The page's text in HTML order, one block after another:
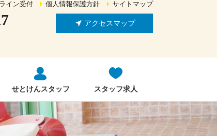
イン受付 個人情報保護方針 サイトマップ
アクセスマップ
せとけんスタッフ スタッフ求人